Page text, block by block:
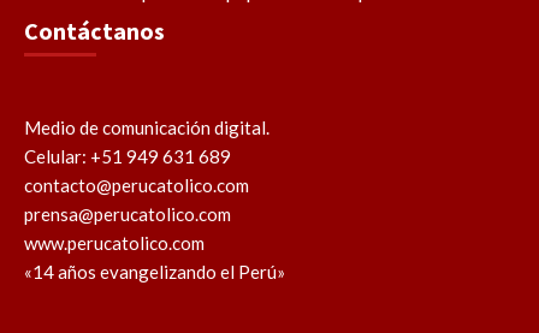
Contáctanos
Medio de comunicación digital.
Celular: +51 949 631 689
contacto@perucatolico.com
prensa@perucatolico.com
www.perucatolico.com
«14 años evangelizando el Perú»